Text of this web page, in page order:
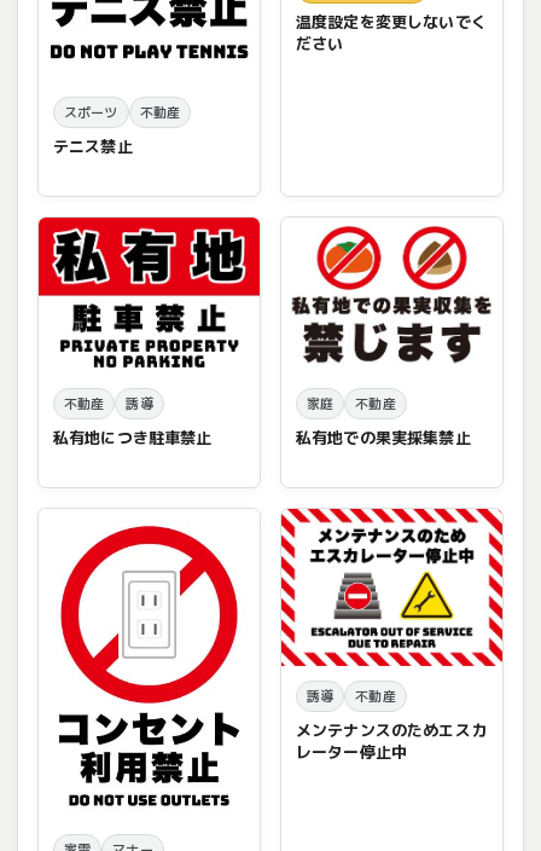
スポーツ 不動産
テニス禁止
温度設定を変更しないでく
ださい
不動産 誘導
私有地につき駐車禁止
家庭 不動産
私有地での果実採集禁止
誘導 不動産
メンテナンスのためエスカ
レーター停止中